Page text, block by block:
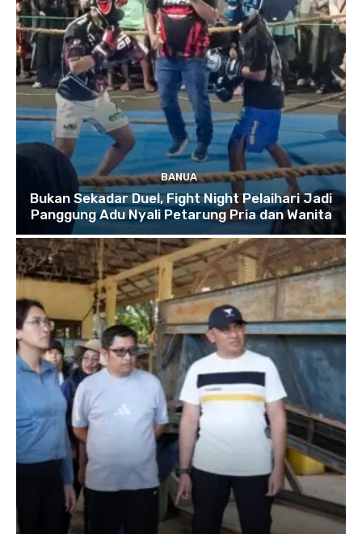
BANUA
Bukan Sekadar Duel, Fight Night Pelaihari Jadi
Panggung Adu Nyali Petarung Pria dan Wanita